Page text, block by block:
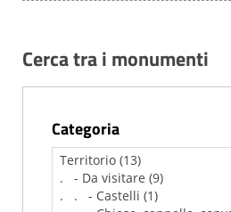
Cerca tra i monumenti
Categoria